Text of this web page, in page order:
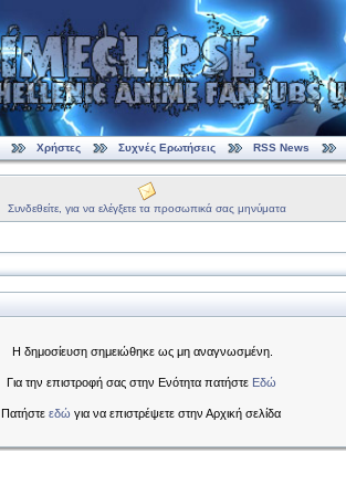
Χρήστες Συχνές Ερωτήσεις RSS News
Συνδεθείτε, για να ελέγξετε τα προσωπικά σας μηνύματα
Η δημοσίευση σημειώθηκε ως μη αναγνωσμένη.
Για την επιστροφή σας στην Ενότητα πατήστε Εδώ
Πατήστε εδώ για να επιστρέψετε στην Αρχική σελίδα